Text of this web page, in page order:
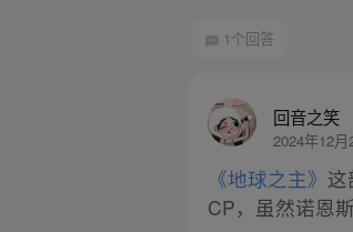
1个回答
回音之笑
2024年12
《地球之主》
CP，虽然诺恩